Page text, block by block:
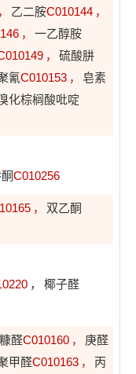
， 乙二胺C010144 ，
，
一乙醇胺
，
硫酸肼
氰C010153 ，
皂素
化棕榈酸吡啶
C010256
，
双乙酮
，
椰子醛
糠醛C010160 ，
庚醛
甲醛C010163 ，
丙